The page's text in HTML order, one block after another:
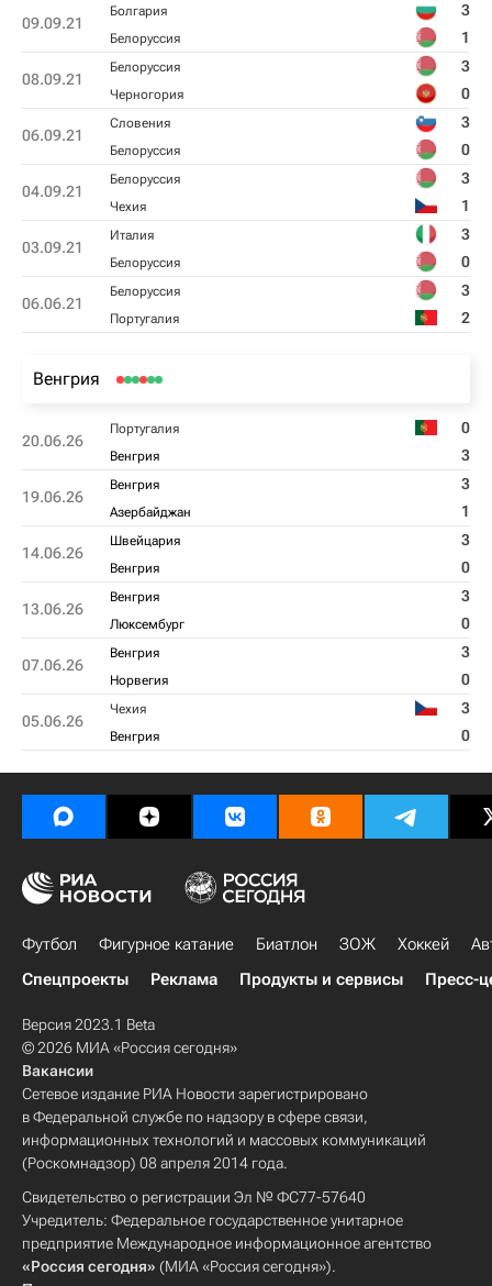
09.09.21
Болгария 3
Белоруссия 1
08.09.21
Белоруссия 3
Черногория 0
06.09.21
Словения 3
Белоруссия 0
04.09.21
Белоруссия 3
Чехия 1
03.09.21
Италия 3
Белоруссия 0
06.06.21
Белоруссия 3
Португалия 2
Венгрия
20.06.26
Португалия 0
Венгрия 3
19.06.26
Венгрия 3
Азербайджан 1
14.06.26
Швейцария 3
Венгрия 0
13.06.26
Венгрия 3
Люксембург 0
07.06.26
Венгрия 3
Норвегия 0
05.06.26
Чехия 3
Венгрия 0
Футбол Фигурное катание Биатлон ЗОЖ Хоккей
Спецпроекты
Реклама Продукты и сервисы Пресс-
Версия 2023.1 Beta
© 2026 МИА «Россия сегодня»
Вакансии
Сетевое издание РИА Новости зарегистрировано
в Федеральной службе по надзору в сфере связи,
информационных технологий и массовых коммуникаций
(Роскомнадзор) 08 апреля 2014 года.
Свидетельство о регистрации Эл № ФС77-57640
Учредитель: Федеральное государственное унитарное
предприятие Международное информационное агентство
«Россия сегодня» (МИА «Россия сегодня»).